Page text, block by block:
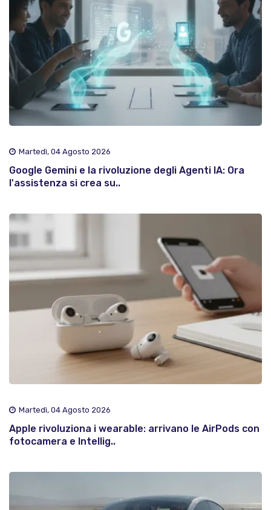
Martedì, 04 Agosto 2026
Google Gemini e la rivoluzione degli Agenti IA: Ora
l'assistenza si crea su..
Martedì, 04 Agosto 2026
Apple rivoluziona i wearable: arrivano le AirPods con
fotocamera e Intellig..